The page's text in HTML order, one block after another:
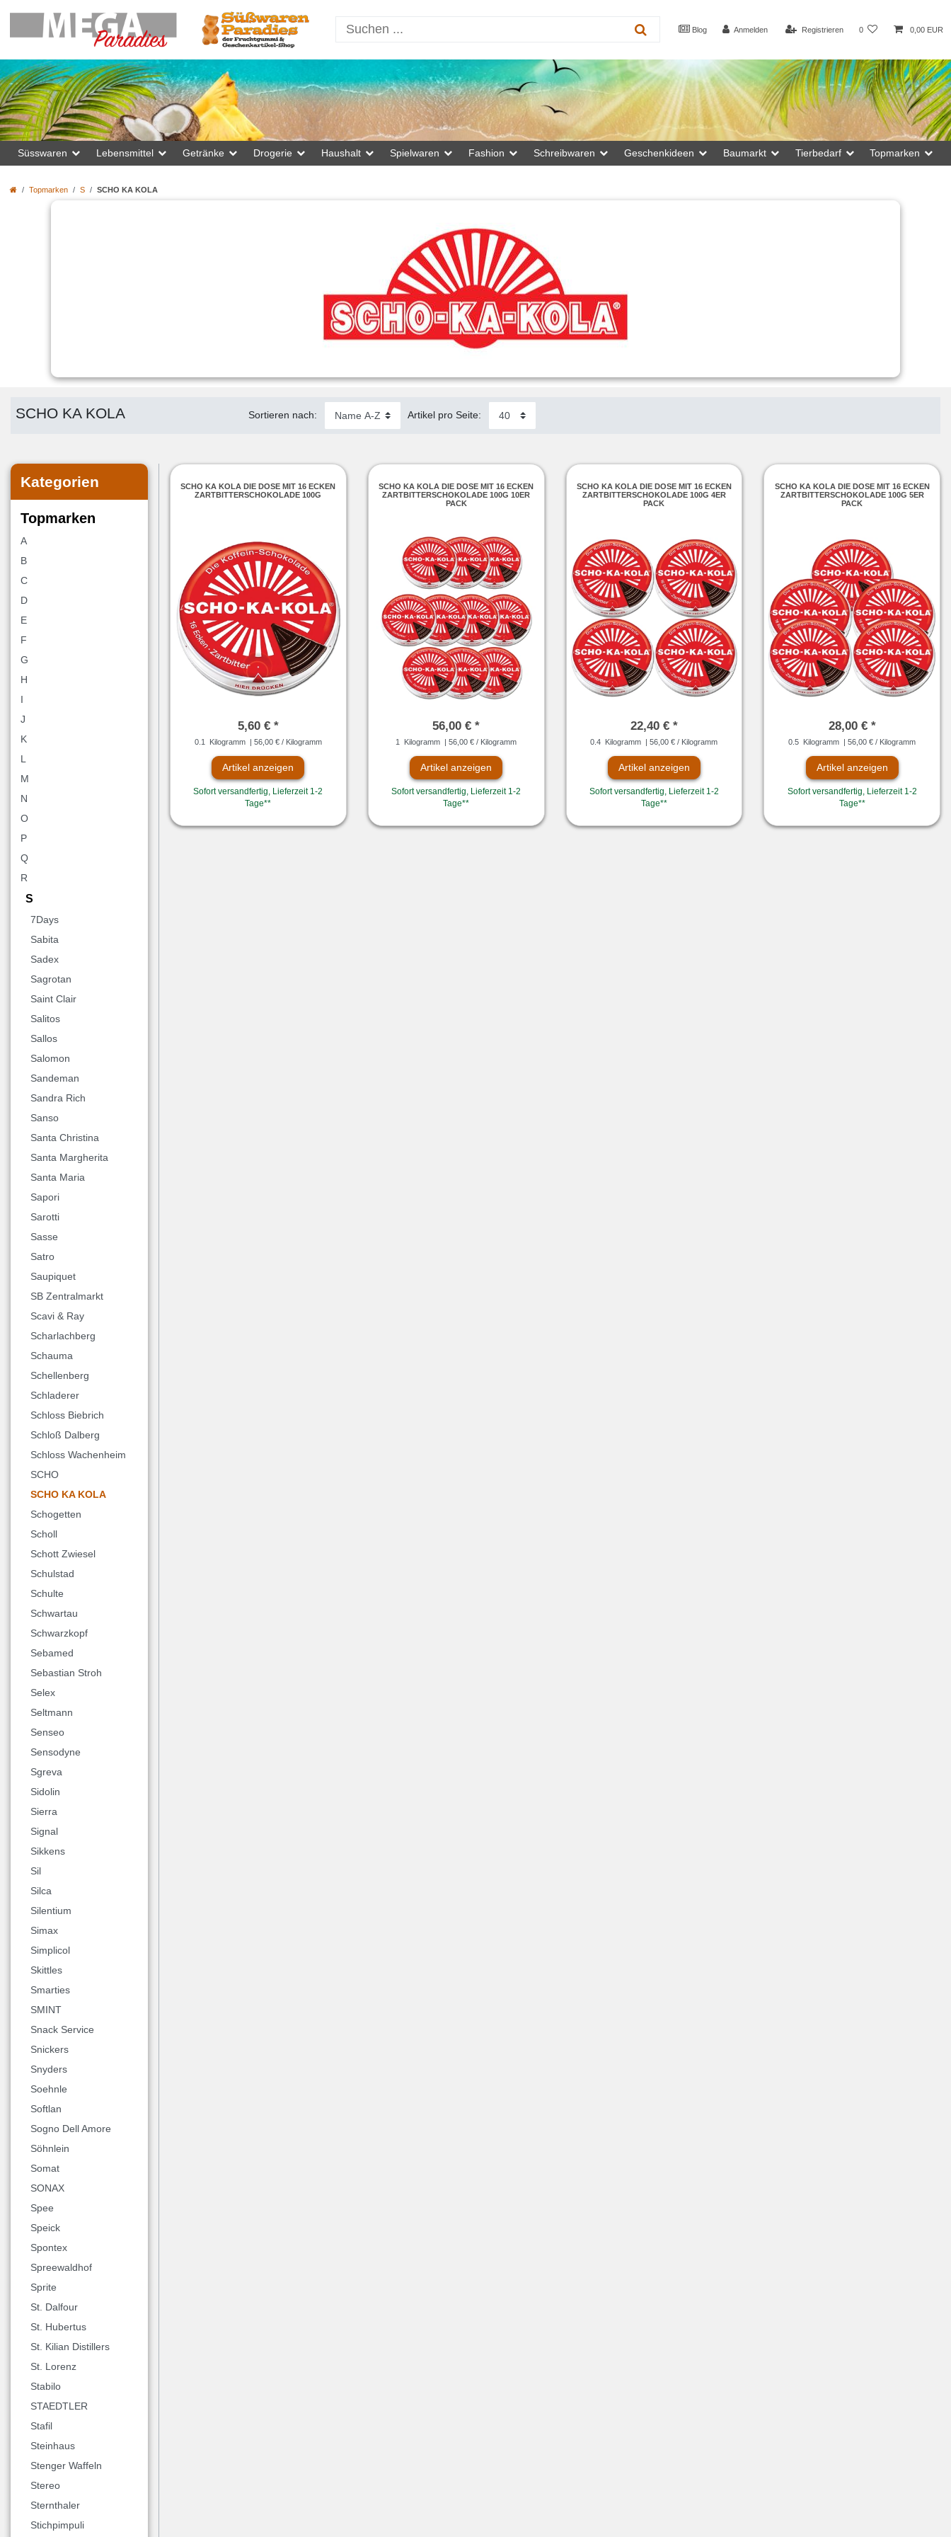
Blog Anmelden Registrieren 0 0,00 EUR
Süsswaren Lebensmittel Getränke Drogerie Haushalt Spielwaren Fashion Schreibwaren Geschenkideen Baumarkt Tierbedarf Topmarken
Topmarken S SCHO KA KOLA
SCHO KA KOLA Sortieren nach: Artikel pro Seite:
Kategorien
Topmarken
A
B
C
D
E
F
G
H
I
J
K
L
M
N
O
P
Q
R
S
7Days
Sabita
Sadex
Sagrotan
Saint Clair
Salitos
Sallos
Salomon
Sandeman
Sandra Rich
Sanso
Santa Christina
Santa Margherita
Santa Maria
Sapori
Sarotti
Sasse
Satro
Saupiquet
SB Zentralmarkt
Scavi & Ray
Scharlachberg
Schauma
Schellenberg
Schladerer
Schloss Biebrich
Schloß Dalberg
Schloss Wachenheim
SCHO
SCHO KA KOLA
Schogetten
Scholl
Schott Zwiesel
Schulstad
Schulte
Schwartau
Schwarzkopf
Sebamed
Sebastian Stroh
Selex
Seltmann
Senseo
Sensodyne
Sgreva
Sidolin
Sierra
Signal
Sikkens
Sil
Silca
Silentium
Simax
Simplicol
Skittles
Smarties
SMINT
Snack Service
Snickers
Snyders
Soehnle
Softlan
Sogno Dell Amore
Söhnlein
Somat
SONAX
Spee
Speick
Spontex
Spreewaldhof
Sprite
St. Dalfour
St. Hubertus
St. Kilian Distillers
St. Lorenz
Stabilo
STAEDTLER
Stafil
Steinhaus
Stenger Waffeln
Stereo
Sternthaler
Stichpimpuli
SCHO KA KOLA DIE DOSE MIT 16 ECKEN
ZARTBITTERSCHOKOLADE 100G
5,60 € *
0.1 Kilogramm | 56,00 € / Kilogramm
Artikel anzeigen
Sofort versandfertig, Lieferzeit 1-2
Tage**
SCHO KA KOLA DIE DOSE MIT 16 ECKEN
ZARTBITTERSCHOKOLADE 100G 10ER
PACK
56,00 € *
1 Kilogramm | 56,00 € / Kilogramm
Artikel anzeigen
Sofort versandfertig, Lieferzeit 1-2
Tage**
SCHO KA KOLA DIE DOSE MIT 16 ECKEN
ZARTBITTERSCHOKOLADE 100G 4ER
PACK
22,40 € *
0.4 Kilogramm | 56,00 € / Kilogramm
Artikel anzeigen
Sofort versandfertig, Lieferzeit 1-2
Tage**
SCHO KA KOLA DIE DOSE MIT 16 ECKEN
ZARTBITTERSCHOKOLADE 100G 5ER
PACK
28,00 € *
0.5 Kilogramm | 56,00 € / Kilogramm
Artikel anzeigen
Sofort versandfertig, Lieferzeit 1-2
Tage**